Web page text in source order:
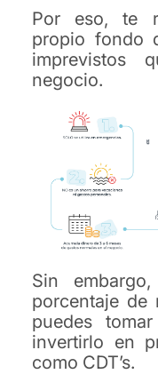
Por eso, te
propio fondo
imprevistos
negocio.
Sin
porcentaje de
puedes
invertirlo en
como CDT’s.